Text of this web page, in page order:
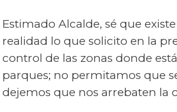
Estimado Alcalde, sé que
realidad lo que solicito en la
control de las zonas donde
parques; no permitamos que
dejemos que nos arrebaten la